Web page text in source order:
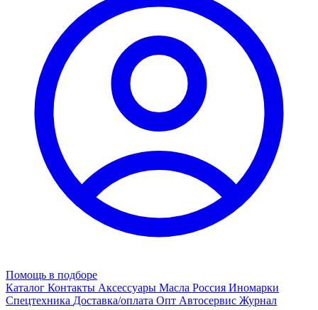
Помощь в подборе
Каталог Контакты Аксессуары Масла Россия Иномарки
Спецтехника Доставка/оплата Опт Автосервис Журнал